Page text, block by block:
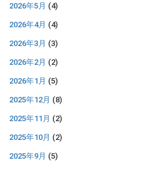
2026年5月 (4)
2026年4月 (4)
2026年3月 (3)
2026年2月 (2)
2026年1月 (5)
2025年12月 (8)
2025年11月 (2)
2025年10月 (2)
2025年9月 (5)